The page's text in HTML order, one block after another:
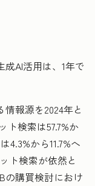
成AI活用は、1年で
報源を2024年と
ト検索は57.7%か
4.3%から11.7%へ
ト検索が依然と
の購買検討におけ